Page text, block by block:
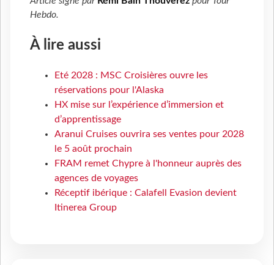
Hebdo.
À lire aussi
Eté 2028 : MSC Croisières ouvre les
réservations pour l'Alaska
HX mise sur l’expérience d’immersion et
d’apprentissage
Aranui Cruises ouvrira ses ventes pour 2028
le 5 août prochain
FRAM remet Chypre à l'honneur auprès des
agences de voyages
Réceptif ibérique : Calafell Evasion devient
Itinerea Group